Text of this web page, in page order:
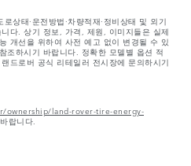
상태·운전방법·차량적재·정비상태 및 외기
다. 상기 정보, 가격, 제원, 이미지들은 실제
개선을 위하여 사전 예고 없이 변경될 수 있
조하시기 바랍니다. 정확한 모델별 옵션 적
드로버 공식 리테일러 전시장에 문의하시기
ownership/land-rover-tire-energy-
랍니다.